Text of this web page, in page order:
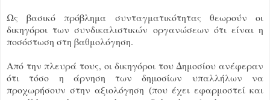
Ως βασικό πρόβλημα συνταγματικότητας θεωρούν οι
δικηγόροι των συνδικαλιστικών οργανώσεων ότι είναι η
ποσόστωση στη βαθμολόγηση.
Από την πλευρά τους, οι δικηγόροι του Δημοσίου ανέφεραν
ότι τόσο η άρνηση των δημοσίων υπαλλήλων να
προχωρήσουν στην αξιολόγηση (που έχει εφαρμοστεί και